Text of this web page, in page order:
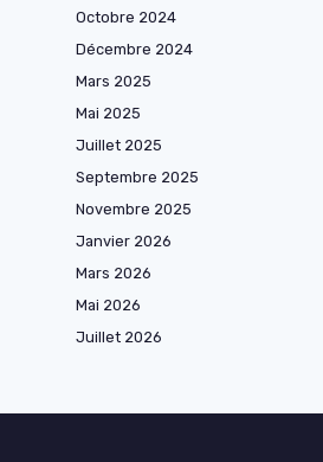
Octobre 2024
Décembre 2024
Mars 2025
Mai 2025
Juillet 2025
Septembre 2025
Novembre 2025
Janvier 2026
Mars 2026
Mai 2026
Juillet 2026